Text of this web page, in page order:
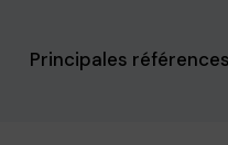
Principales références